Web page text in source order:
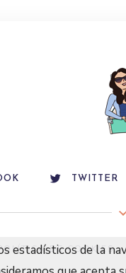
TWITTER
DE COOKIES
de la